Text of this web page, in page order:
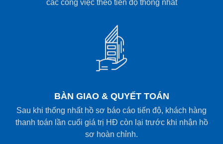
các công việc theo tiến độ thống nhất
BÀN GIAO & QUYẾT TOÁN
Sau khi thống nhất hồ sơ báo cáo tiến độ, khách hàng
thanh toán lần cuối giá trị HĐ còn lại trước khi nhận hồ
sơ hoàn chỉnh.